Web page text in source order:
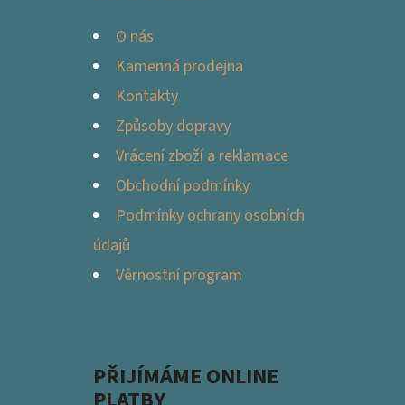
O nás
Kamenná prodejna
Kontakty
Způsoby dopravy
Vrácení zboží a reklamace
Obchodní podmínky
Podmínky ochrany osobních
údajů
Věrnostní program
PŘIJÍMÁME ONLINE